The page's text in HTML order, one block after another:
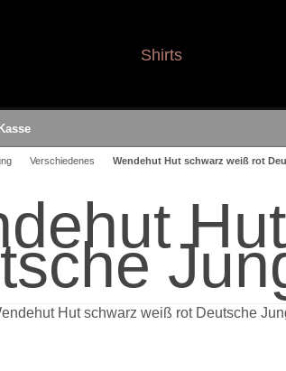
Shirts
Kasse
Verschiedenes Wendehut Hut schwarz weiß rot